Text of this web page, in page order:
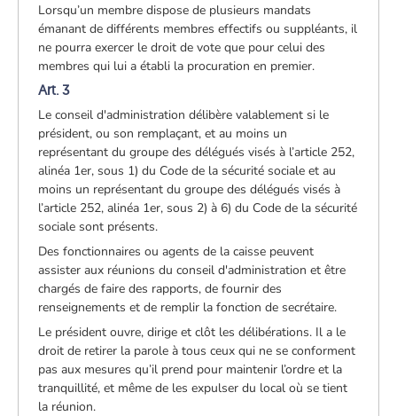
Lorsqu’un membre dispose de plusieurs mandats
émanant de différents membres effectifs ou suppléants, il
ne pourra exercer le droit de vote que pour celui des
membres qui lui a établi la procuration en premier.
Art. 3
Le conseil d'administration délibère valablement si le
président, ou son remplaçant, et au moins un
représentant du groupe des délégués visés à l’article 252,
alinéa 1er, sous 1) du Code de la sécurité sociale et au
moins un représentant du groupe des délégués visés à
l’article 252, alinéa 1er, sous 2) à 6) du Code de la sécurité
sociale sont présents.
Des fonctionnaires ou agents de la caisse peuvent
assister aux réunions du conseil d'administration et être
chargés de faire des rapports, de fournir des
renseignements et de remplir la fonction de secrétaire.
Le président ouvre, dirige et clôt les délibérations. Il a le
droit de retirer la parole à tous ceux qui ne se conforment
pas aux mesures qu’il prend pour maintenir l’ordre et la
tranquillité, et même de les expulser du local où se tient
la réunion.